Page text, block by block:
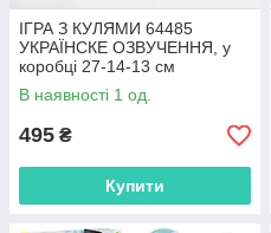
ІГРА З КУЛЯМИ 64485
УКРАЇНСКЕ ОЗВУЧЕННЯ, у
коробці 27-14-13 см
В наявності 1 од.
495 ₴
Купити